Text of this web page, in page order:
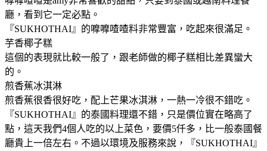
廳，看到它一定必點。
『SUKHOTHAI』的嚤嚤喳喳料非常豐富，吃起來很滿足。
芋香椰子糕
這個的表現就比較一般了，跟老師做的椰子糕相比差異蠻大
的。
煎香蕉冰淇淋
煎香蕉很香很好吃，配上芒果冰淇淋，一熱一冷很不錯吃。
『SUKHOTHAI』的泰國料理還不錯，只是價位實在略高了
點，這天我們4個人吃的以上菜色，要價5仟多，比一般泰國餐
廳貴上一倍左右。不過以環境及服務來說，『SUKHOTHAI』